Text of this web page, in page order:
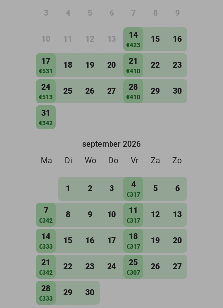
3 4 5 6 7 8 9
10 11 12 13 14
€423
15 16
17
€531
18 19 20 21
€410
22 23
24
€513
25 26 27 28
€410
29 30
31
€342
september 2026
Ma
Di Wo Do Vr Za Zo
1 2 3 4
€317
5 6
7
€342
8 9 10 11
€317
12 13
14
€333
15 16 17 18
€317
19 20
21
€342
22 23 24 25
€307
26 27
28
€333
29 30